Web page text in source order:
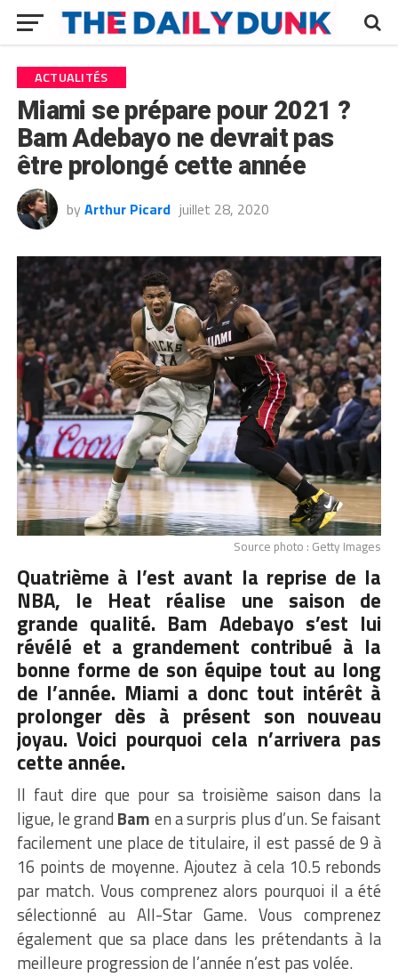
ACTUALITÉS
Miami se prépare pour 2021 ?
Bam Adebayo ne devrait pas
être prolongé cette année
by Arthur Picard juillet 28, 2020
Source photo : Getty Images
Quatrième à l’est avant la reprise de la
NBA, le Heat réalise une saison de
grande qualité. Bam Adebayo s’est lui
révélé et a grandement contribué à la
bonne forme de son équipe tout au long
de l’année. Miami a donc tout intérêt à
prolonger dès à présent son nouveau
joyau. Voici pourquoi cela n’arrivera pas
cette année.
Il faut dire que pour sa troisième saison dans la
ligue, le grand Bam en a surpris plus d’un. Se faisant
facilement une place de titulaire, il est passé de 9 à
16 points de moyenne. Ajoutez à cela 10.5 rebonds
par match. Vous comprenez alors pourquoi il a été
sélectionné au All-Star Game. Vous comprenez
également que sa place dans les prétendants à la
meilleure progression de l’année n’est pas volée.